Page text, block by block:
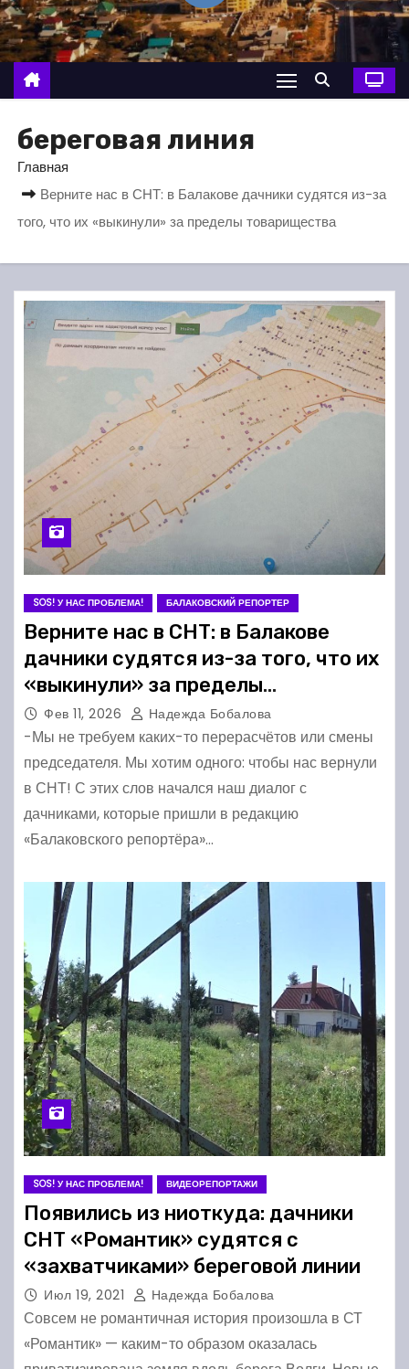
о
м
у
береговая линия
Главная
Верните нас в СНТ: в Балакове дачники судятся из-за
того, что их «выкинули» за пределы товарищества
SOS! У НАС ПРОБЛЕМА! БАЛАКОВСКИЙ РЕПОРТЕР
Верните нас в СНТ: в Балакове
дачники судятся из-за того, что их
«выкинули» за пределы
товарищества
Фев 11, 2026 Надежда Бобалова
-Мы не требуем каких-то перерасчётов или смены
председателя. Мы хотим одного: чтобы нас вернули
в СНТ! С этих слов начался наш диалог с
дачниками, которые пришли в редакцию
«Балаковского репортёра»…
SOS! У НАС ПРОБЛЕМА! ВИДЕОРЕПОРТАЖИ
Появились из ниоткуда: дачники
СНТ «Романтик» судятся с
«захватчиками» береговой линии
Июл 19, 2021 Надежда Бобалова
Совсем не романтичная история произошла в СТ
«Романтик» — каким-то образом оказалась